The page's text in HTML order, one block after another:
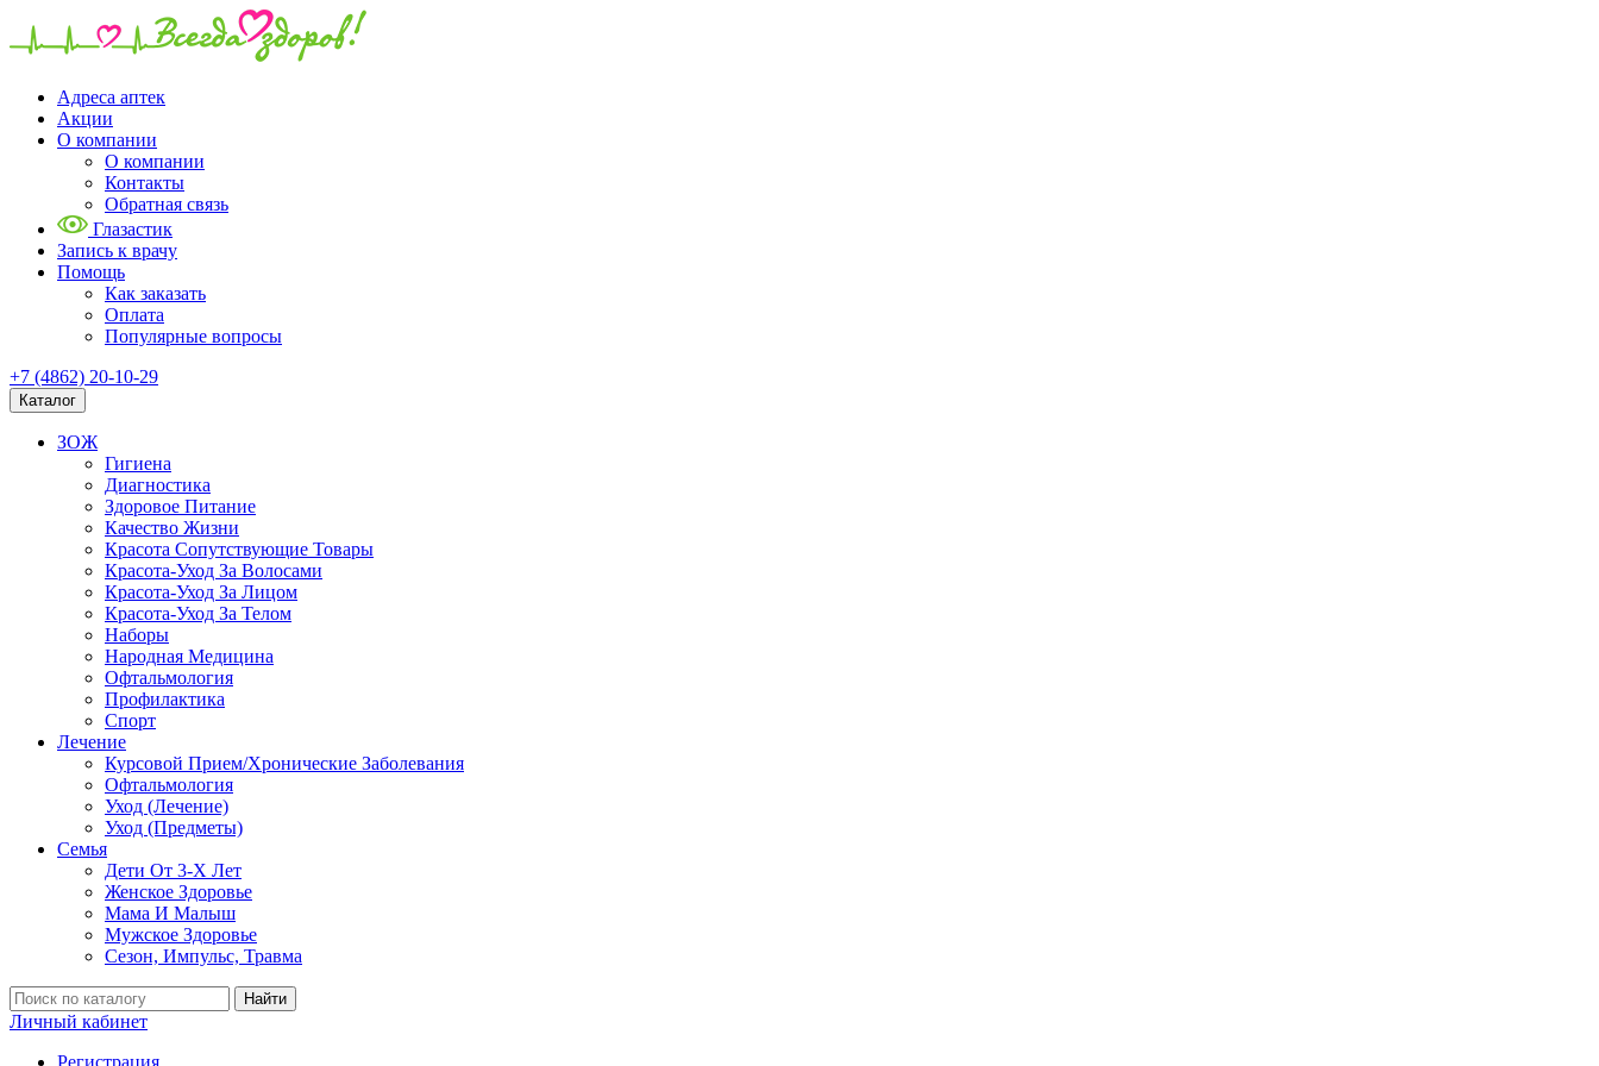
Адреса аптек
Акции
О компании
О компании
Контакты
Обратная связь
Глазастик
Запись к врачу
Помощь
Как заказать
Оплата
Популярные вопросы
+7 (4862) 20-10-29
Каталог
ЗОЖ
Гигиена
Диагностика
Здоровое Питание
Качество Жизни
Красота Сопутствующие Товары
Красота-Уход За Волосами
Красота-Уход За Лицом
Красота-Уход За Телом
Наборы
Народная Медицина
Офтальмология
Профилактика
Спорт
Лечение
Курсовой Прием/Хронические Заболевания
Офтальмология
Уход (Лечение)
Уход (Предметы)
Семья
Дети От 3-Х Лет
Женское Здоровье
Мама И Малыш
Мужское Здоровье
Сезон, Импульс, Травма
Найти
Личный кабинет
Регистрация